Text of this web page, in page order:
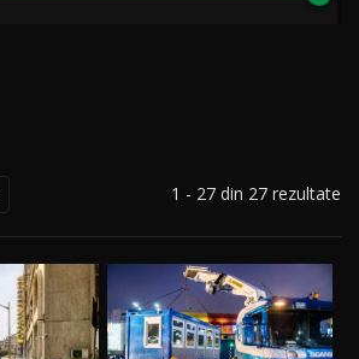
1 - 27 din 27 rezultate